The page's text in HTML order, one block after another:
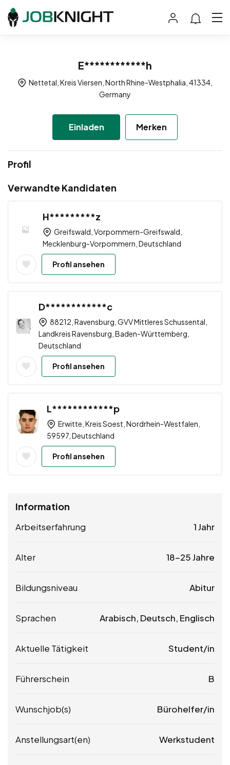
E************h
Nettetal, Kreis Viersen, North Rhine-Westphalia, 41334,
Germany
Einladen Merken
Profil
Verwandte Kandidaten
H*********z
Greifswald, Vorpommern-Greifswald,
Mecklenburg-Vorpommern, Deutschland
Profil ansehen
D************c
88212, Ravensburg, GVV Mittleres Schussental,
Landkreis Ravensburg, Baden-Württemberg,
Deutschland
Profil ansehen
L************p
Erwitte, Kreis Soest, Nordrhein-Westfalen,
59597, Deutschland
Profil ansehen
Information
Arbeitserfahrung 1 Jahr
Alter 18-25 Jahre
Bildungsniveau Abitur
Sprachen Arabisch, Deutsch, Englisch
Aktuelle Tätigkeit Student/in
Führerschein B
Wunschjob(s) Bürohelfer/in
Anstellungsart(en) Werkstudent